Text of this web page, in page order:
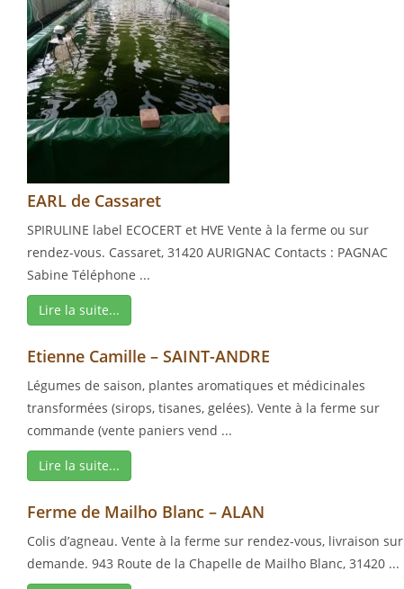
EARL de Cassaret
SPIRULINE label ECOCERT et HVE Vente à la ferme ou sur
rendez-vous. Cassaret, 31420 AURIGNAC Contacts : PAGNAC
Sabine Téléphone ...
Lire la suite...
Etienne Camille – SAINT-ANDRE
Légumes de saison, plantes aromatiques et médicinales
transformées (sirops, tisanes, gelées). Vente à la ferme sur
commande (vente paniers vend ...
Lire la suite...
Ferme de Mailho Blanc – ALAN
Colis d’agneau. Vente à la ferme sur rendez-vous, livraison sur
demande. 943 Route de la Chapelle de Mailho Blanc, 31420 ...